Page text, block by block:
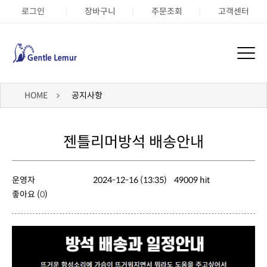
로그인 장바구니 주문조회 고객센터
HOME 공지사항
젠틀리머방석 배송안내
운영자 2024-12-16 (13:35)
49009 hit
좋아요 (0)